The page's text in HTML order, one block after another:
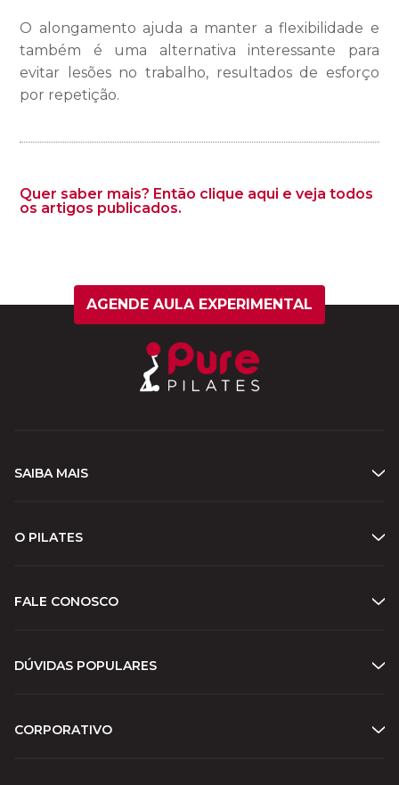
O alongamento ajuda a manter a flexibilidade e
também é uma alternativa interessante para
evitar lesões no trabalho, resultados de esforço
por repetição.
Quer saber mais? Então clique aqui e veja todos
os artigos publicados.
AGENDE AULA EXPERIMENTAL
SAIBA MAIS
O PILATES
FALE CONOSCO
DÚVIDAS POPULARES
CORPORATIVO